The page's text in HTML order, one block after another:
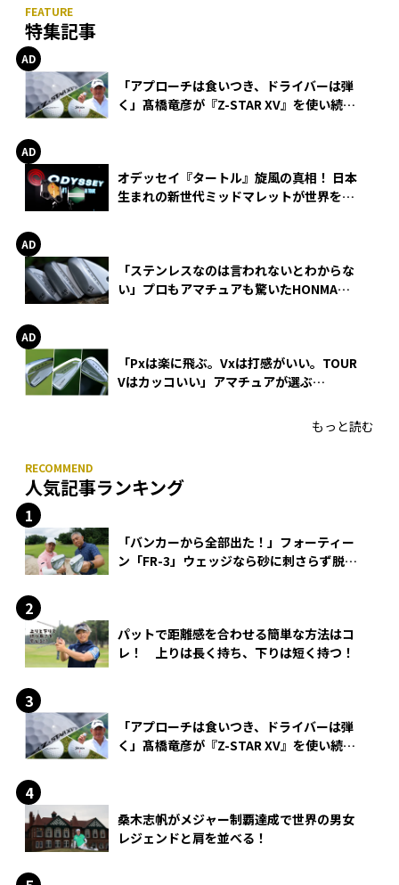
特集記事
「アプローチは食いつき、ドライバーは弾
く」髙橋竜彦が『Z-STAR XV』を使い続け
オデッセイ『タートル』旋風の真相！ 日本
生まれの新世代ミッドマレットが世界を席
「ステンレスなのは言われないとわからな
い」プロもアマチュアも驚いたHONMA
「Pxは楽に飛ぶ。Vxは打感がいい。TOUR
Vはカッコいい」アマチュアが選ぶ
もっと読む
人気記事ランキング
「バンカーから全部出た！」フォーティー
ン「FR-3」ウェッジなら砂に刺さらず脱出
パットで距離感を合わせる簡単な方法はコ
レ！ 上りは長く持ち、下りは短く持つ！
「アプローチは食いつき、ドライバーは弾
く」髙橋竜彦が『Z-STAR XV』を使い続け
桑木志帆がメジャー制覇達成で世界の男女
レジェンドと肩を並べる！